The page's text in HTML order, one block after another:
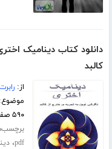
دانلود کتاب دینامیک
کالبد
از:
۵۹۰ صفحه
pdf،